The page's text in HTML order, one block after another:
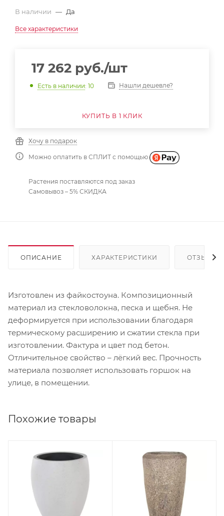
В наличии — Да
Все характеристики
17 262 руб./шт
Есть в наличии: 10 Нашли дешевле?
КУПИТЬ В 1 КЛИК
Хочу в подарок
Можно оплатить в СПЛИТ с помощью
Растения поставляются под заказ
Самовывоз – 5% СКИДКА
ОПИСАНИЕ ХАРАКТЕРИСТИКИ ОТЗЫВЫ
Изготовлен из файкостоуна. Композиционный
материал из стекловолокна, песка и щебня. Не
деформируется при использовании благодаря
термическому расширению и сжатии стекла при
изготовлении. Фактура и цвет под бетон.
Отличительное свойство – лёгкий вес. Прочность
материала позволяет использовать горшок на
улице, в помещении.
Похожие товары